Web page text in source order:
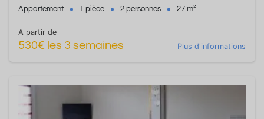
Appartement 1 pièce 2 personnes 27 m²
A partir de
530€ les 3 semaines Plus d'informations